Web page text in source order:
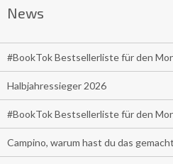
News
#BookTok Bestsellerliste für den
Halbjahressieger 2026
#BookTok Bestsellerliste für den
Campino, warum hast du das